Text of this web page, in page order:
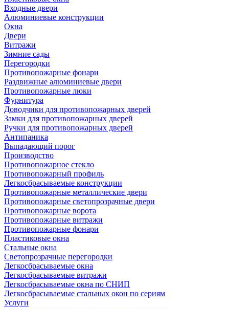
Входные двери
Алюминиевые конструкции
Окна
Двери
Витражи
Зимние сады
Перегородки
Противопожарные фонари
Раздвижные алюминиевые двери
Противопожарные люки
Фурнитура
Доводчики для противопожарных дверей
Замки для противопожарных дверей
Ручки для противопожарных дверей
Антипаника
Выпадающий порог
Производство
Противопожарное стекло
Противопожарный профиль
Легкосбрасываемые конструкции
Противопожарные металлические двери
Противопожарные светопрозрачные двери
Противопожарные ворота
Противопожарные витражи
Противопожарные фонари
Пластиковые окна
Стальные окна
Светопрозрачные перегородки
Легкосбрасываемые окна
Легкосбрасываемые витражи
Легкосбрасываемые окна по СНИП
Легкосбрасываемые стальных окон по сериям
Услуги